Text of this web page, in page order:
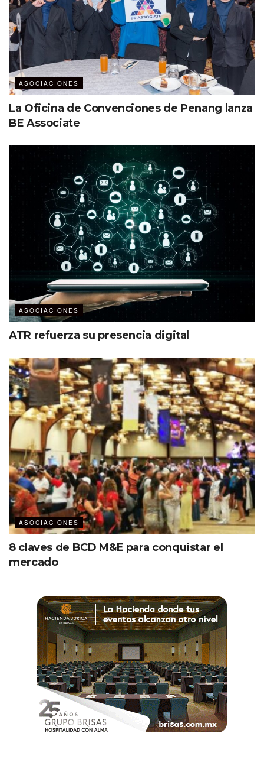
ASOCIACIONES
La Oficina de Convenciones de Penang lanza
BE Associate
ASOCIACIONES
ATR refuerza su presencia digital
ASOCIACIONES
8 claves de BCD M&E para conquistar el
mercado